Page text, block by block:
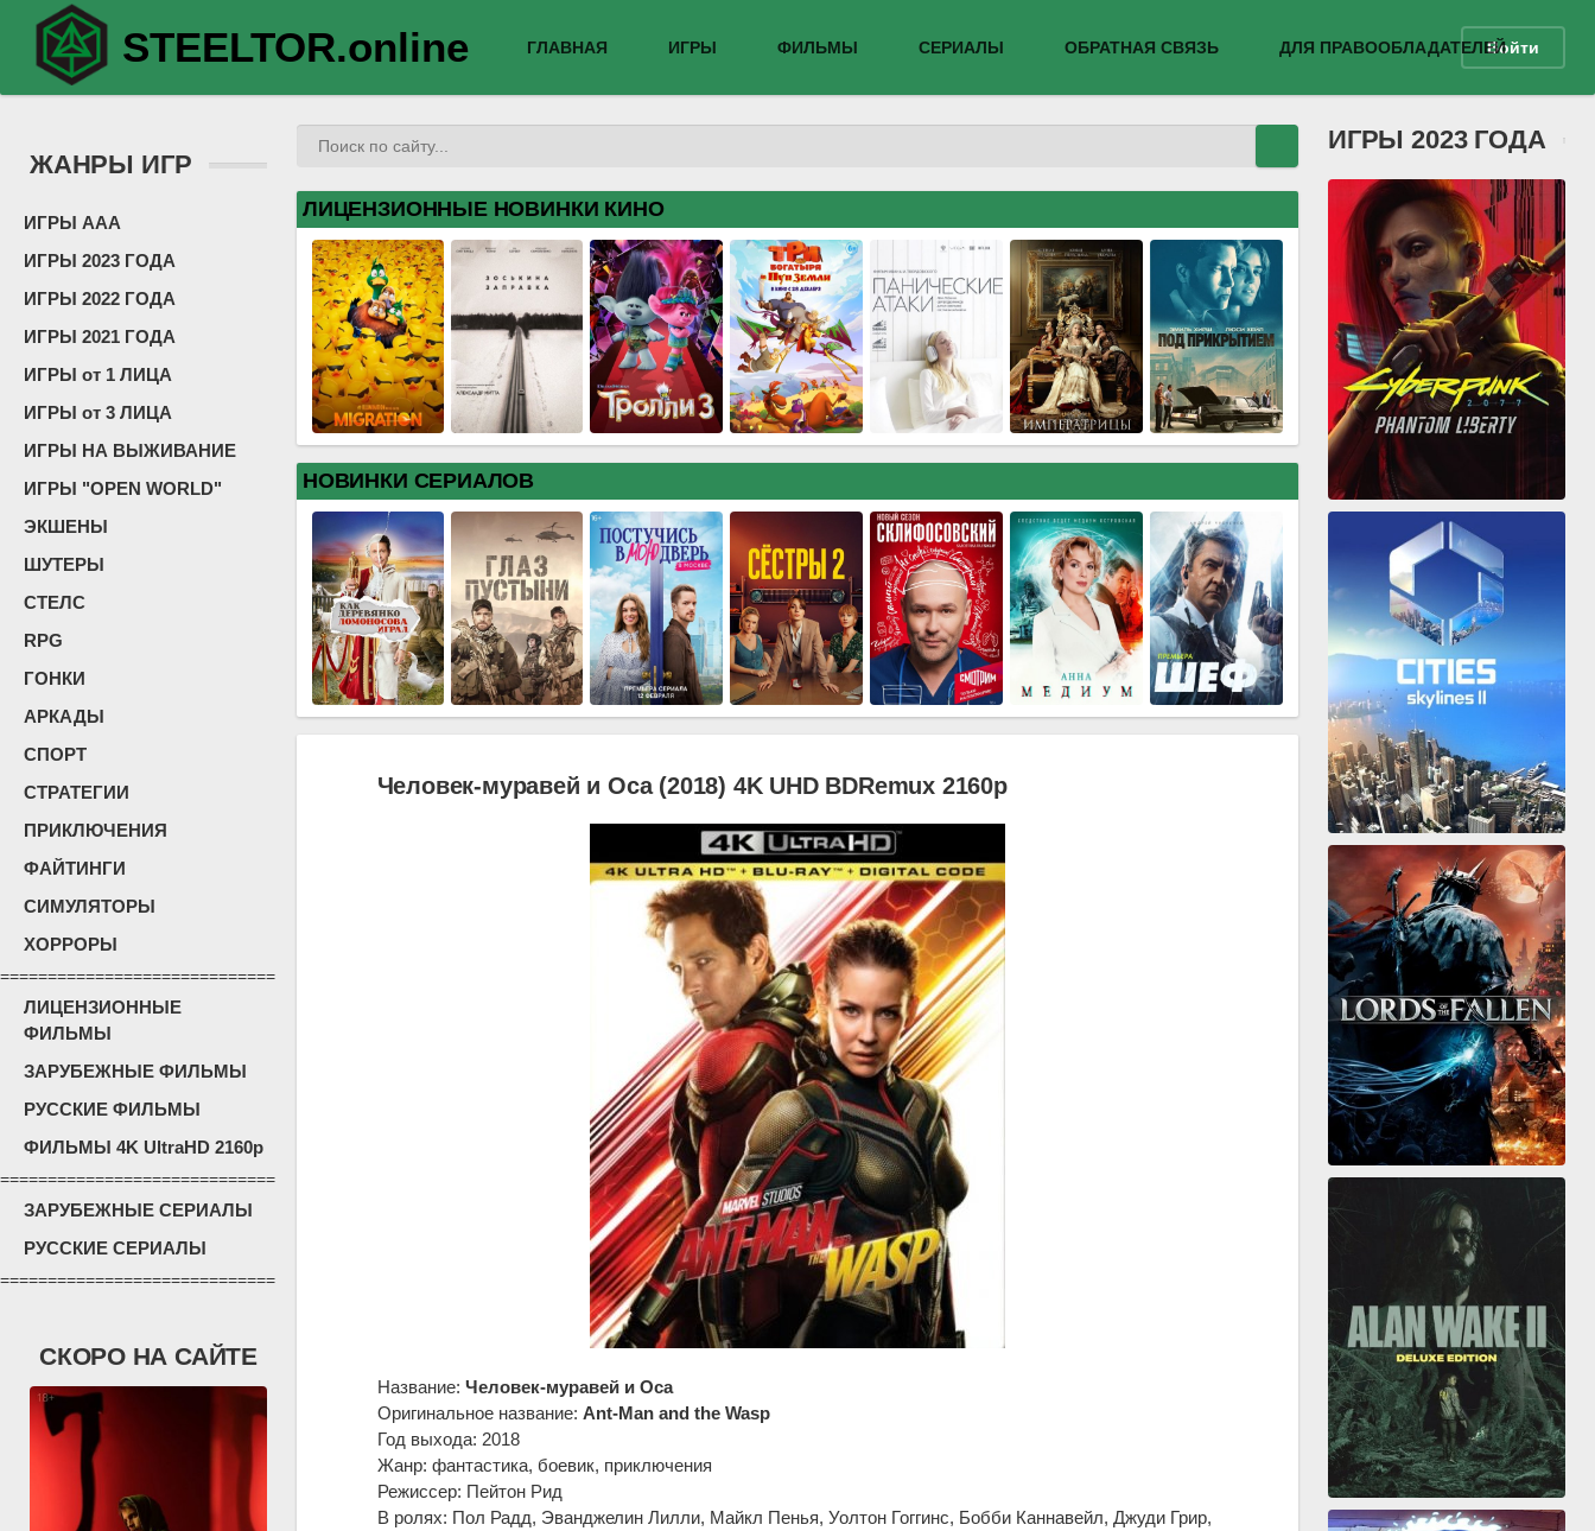
STEELTOR.online ГЛАВНАЯ ИГРЫ ФИЛЬМЫ СЕРИАЛЫ ОБРАТНАЯ СВЯЗЬ ДЛЯ ПРАВООБЛАДАТЕЛЕЙВойти
ЖАНРЫ ИГР
ИГРЫ ААА
ИГРЫ 2023 ГОДА
ИГРЫ 2022 ГОДА
ИГРЫ 2021 ГОДА
ИГРЫ от 1 ЛИЦА
ИГРЫ от 3 ЛИЦА
ИГРЫ НА ВЫЖИВАНИЕ
ИГРЫ "OPEN WORLD"
ЭКШЕНЫ
ШУТЕРЫ
СТЕЛС
RPG
ГОНКИ
АРКАДЫ
СПОРТ
СТРАТЕГИИ
ПРИКЛЮЧЕНИЯ
ФАЙТИНГИ
СИМУЛЯТОРЫ
ХОРРОРЫ
=============================
ЛИЦЕНЗИОННЫЕ
ФИЛЬМЫ
ЗАРУБЕЖНЫЕ ФИЛЬМЫ
РУССКИЕ ФИЛЬМЫ
ФИЛЬМЫ 4K UltraHD 2160p
=============================
ЗАРУБЕЖНЫЕ СЕРИАЛЫ
РУССКИЕ СЕРИАЛЫ
=============================
СКОРО НА САЙТЕ
ЛИЦЕНЗИОННЫЕ НОВИНКИ КИНО
НОВИНКИ СЕРИАЛОВ
Человек-муравей и Оса (2018) 4K UHD BDRemux 2160p
Название: Человек-муравей и Оса
Оригинальное название: Ant-Man and the Wasp
Год выхода: 2018
Жанр: фантастика, боевик, приключения
Режиссер: Пейтон Рид
В ролях: Пол Радд, Эванджелин Лилли, Майкл Пенья, Уолтон Гоггинс, Бобби Каннавейл, Джуди Грир,
ИГРЫ 2023 ГОДА